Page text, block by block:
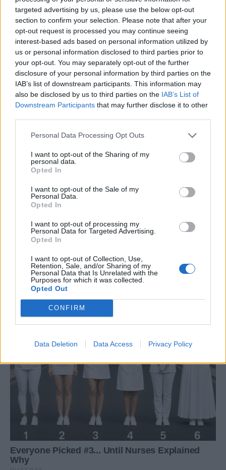
targeted advertising by us, please use the below opt-out
section to confirm your selection. Please note that after your
opt-out request is processed you may continue seeing
interest-based ads based on personal information utilized by
us or personal information disclosed to third parties prior to
your opt-out. You may separately opt-out of the further
disclosure of your personal information by third parties on the
IAB’s list of downstream participants. This information may
also be disclosed by us to third parties on the IAB’s List of
Downstream Participants that may further disclose it to other
Personal Data Processing Opt Outs
I want to opt-out of the Sharing of my
personal data.
Opted In
I want to opt-out of the Sale of my
Personal Data.
Opted In
I want to opt-out of processing my
Personal Data for Targeted Advertising.
Opted In
I want to opt-out of Collection, Use,
Retention, Sale, and/or Sharing of my
Personal Data that Is Unrelated with the
Purposes for which it was collected.
Opted Out
CONFIRM
Data Deletion Data Access Privacy Policy